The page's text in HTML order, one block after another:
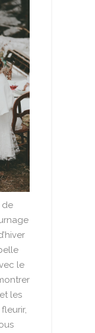
de
le
les